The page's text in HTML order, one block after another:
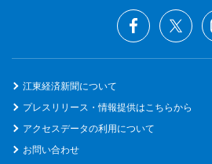
江東経済新聞について
プレスリリース・情報提供はこちらから
アクセスデータの利用について
お問い合わせ